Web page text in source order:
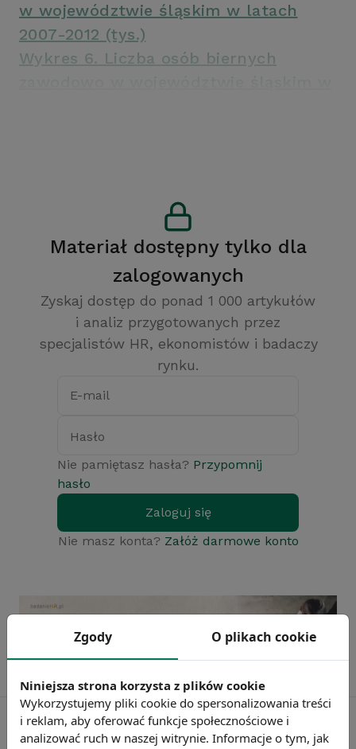
w województwie śląskim w latach
2007-2012 (tys.)
Wykres 6. Liczba osób biernych
Materiał dostępny tylko dla
zalogowanych
Zyskaj dostęp do ponad 1 000 artykułów
i analiz przygotowanych przez
specjalistów HR, ekonomistów i badaczy
rynku.
E-mail
Hasło
Nie pamiętasz hasła? Przypomnij
hasło
Zaloguj się
Nie masz konta? Załóż darmowe konto
Zgody O plikach cookie
Niniejsza strona korzysta z plików cookie
Wykorzystujemy pliki cookie do spersonalizowania treści
i reklam, aby oferować funkcje społecznościowe i
analizować ruch w naszej witrynie. Informacje o tym, jak